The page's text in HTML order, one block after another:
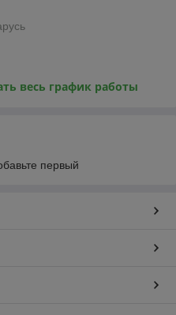
весь график работы
первый